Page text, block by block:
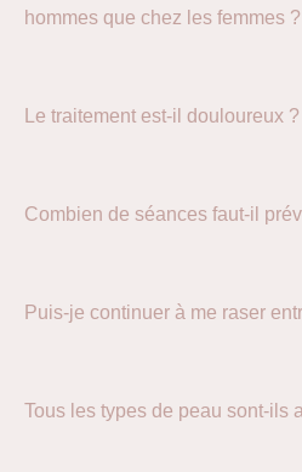
hommes que chez les femmes ?
Le traitement est-il douloureux ?
Combien de séances faut-il
Puis-je continuer à me raser
Tous les types de peau sont-ils